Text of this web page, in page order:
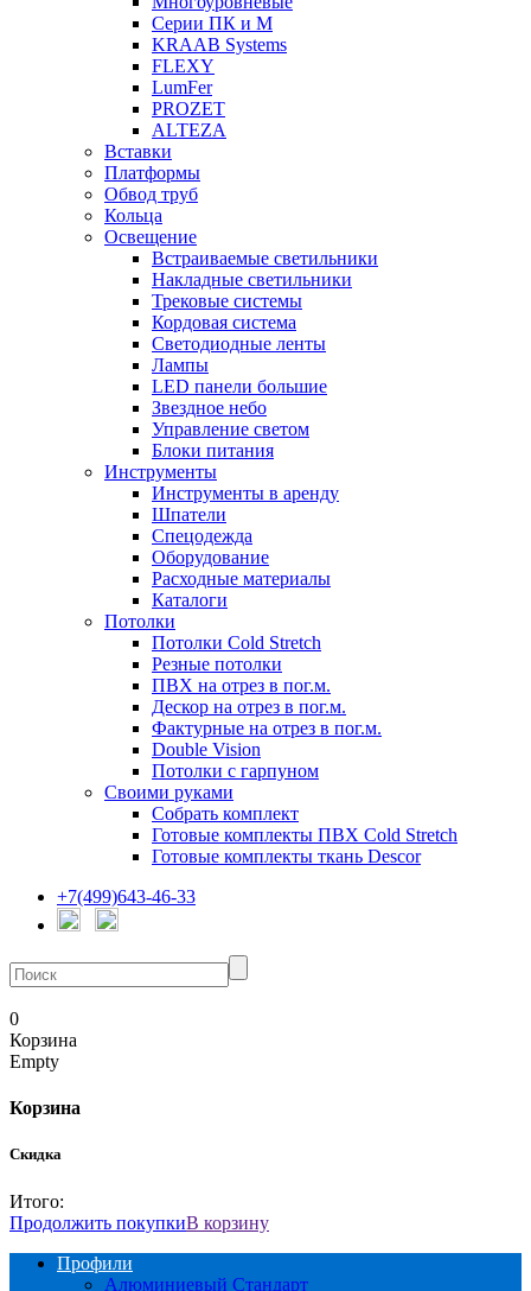
Серии ПК и М
KRAAB Systems
FLEXY
LumFer
PROZET
ALTEZA
Вставки
Платформы
Обвод труб
Кольца
Освещение
Встраиваемые светильники
Накладные светильники
Трековые системы
Кордовая система
Светодиодные ленты
Лампы
LED панели большие
Звездное небо
Управление светом
Блоки питания
Инструменты
Инструменты в аренду
Шпатели
Спецодежда
Оборудование
Расходные материалы
Каталоги
Потолки
Потолки Cold Stretch
Резные потолки
ПВХ на отрез в пог.м.
Дескор на отрез в пог.м.
Фактурные на отрез в пог.м.
Double Vision
Потолки с гарпуном
Своими руками
Собрать комплект
Готовые комплекты ПВХ Cold Stretch
Готовые комплекты ткань Descor
+7(499)643-46-33
0
Корзина
Empty
Корзина
Скидка
Итого:
Продолжить покупкиВ корзину
Профили
Алюминиевый Стандарт